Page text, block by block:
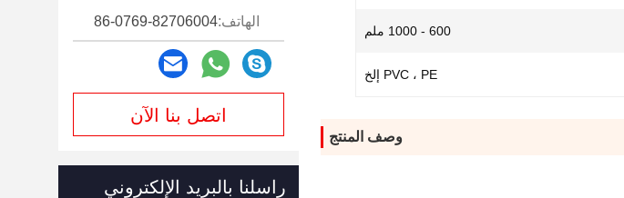
600 - 1000 ملم
PVC ، PE إلخ
وصف المنتج
الهاتف:86-0769-82706004
اتصل بنا الآن
راسلنا بالبريد الإلكتروني